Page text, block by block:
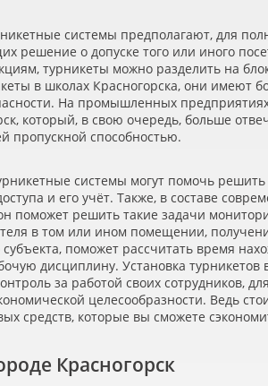
системы предполагают, для
решение о допуске того или иного
турникеты можно разделить на
в школах Красногорска, они имеют
На промышленных
который, в свою очередь, больше
пропускной способностью.
системы могут помочь
и его учёт. Также, в составе
поможет решить такие задачи
в том или ином помещении,
поможет рассчитать время
дисциплину. Установка турникетов
за работой своих сотрудников,
целесообразности. Ведь
средств, которые вы сможете
Красногорск